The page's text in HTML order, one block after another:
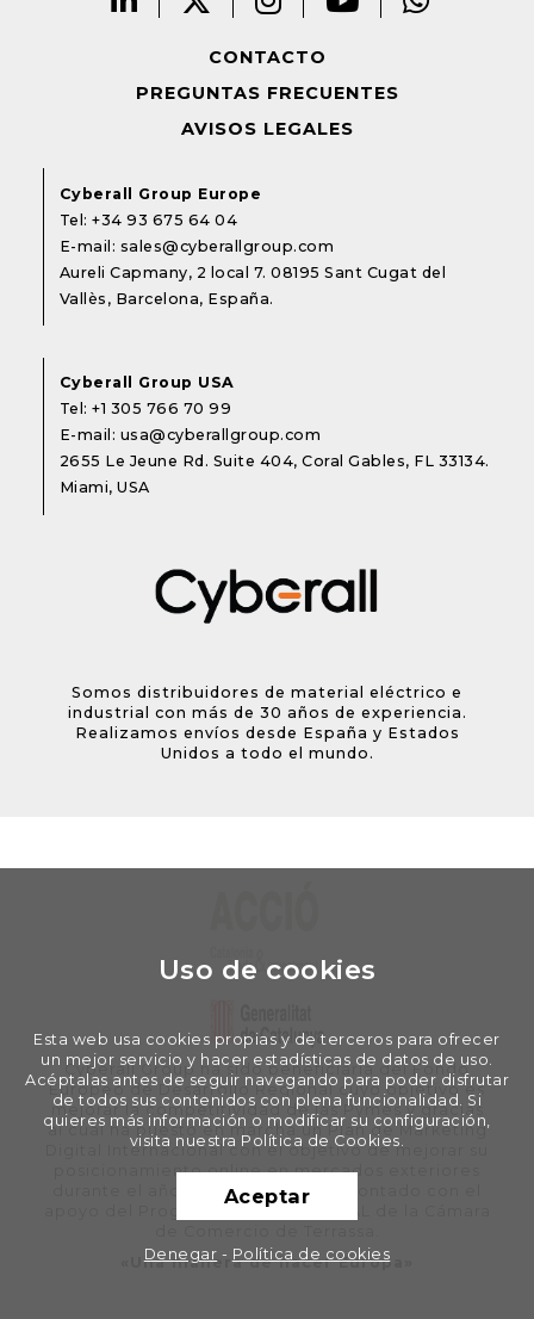
CONTACTO
PREGUNTAS FRECUENTES
AVISOS LEGALES
Cyberall Group Europe
Tel:+34 93 675 64 04
E-mail: sales@cyberallgroup.com
Aureli Capmany, 2 local 7. 08195 Sant Cugat del
Vallès, Barcelona, España.
Cyberall Group USA
Tel:+1 305 766 70 99
E-mail: usa@cyberallgroup.com
2655 Le Jeune Rd. Suite 404, Coral Gables, FL 33134.
Miami, USA
Somos distribuidores de material eléctrico e
industrial con más de 30 años de experiencia.
Realizamos envíos desde España y Estados
Unidos a todo el mundo.
Cyberall Group ha sido beneficiaria del Fondo
Europeo de Desarrollo Regional cuyo objetivo es
mejorar la competitividad de las Pymes y gracias
al cual ha puesto en marcha un Plan de Marketing
Digital Internacional con el objetivo de mejorar su
posicionamiento online en mercados exteriores
durante el año 2020. Para ello ha contado con el
apoyo del Programa XPANDE DIGITAL de la Cámara
«Una manera de hacer Europa»
Uso de cookies
Esta web usa cookies propias y de terceros para ofrecer
un mejor servicio y hacer estadísticas de datos de uso.
Acéptalas antes de seguir navegando para poder disfrutar
de todos sus contenidos con plena funcionalidad. Si
quieres más información o modificar su configuración,
visita nuestra Política de Cookies.
Aceptar
Denegar - Política de cookies